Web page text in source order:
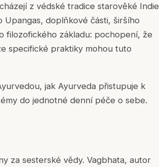
z védské tradice starověké Indie
Upangas, doplňkové části, širšího
filozofického základu: pochopení, že
specifické praktiky mohou tuto
jak Ayurveda přistupuje k
do jednotné denní péče o sebe.
za sesterské vědy. Vagbhata, autor